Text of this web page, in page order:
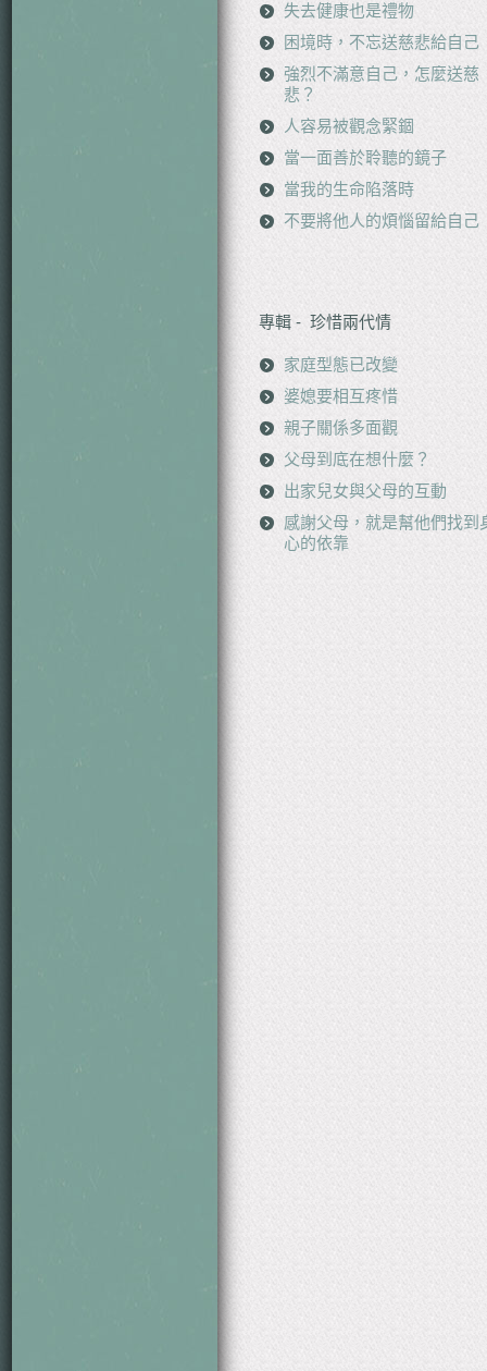
失去健康也是禮物
困境時，不忘送慈悲給自己
強烈不滿意自己，怎麼送慈
悲？
人容易被觀念緊錮
當一面善於聆聽的鏡子
當我的生命陷落時
不要將他人的煩惱留給自己
專輯 - 珍惜兩代情
家庭型態已改變
婆媳要相互疼惜
親子關係多面觀
父母到底在想什麼？
出家兒女與父母的互動
感謝父母，就是幫他們找到
心的依靠